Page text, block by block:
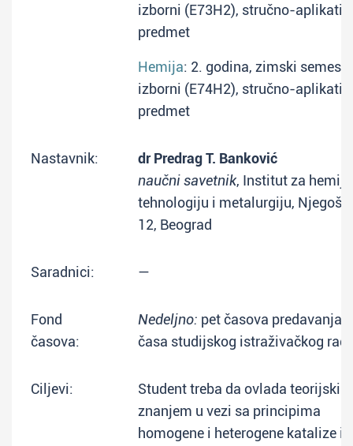
izborni (E73H2), stručno-
predmet
Hemija: 2. godina, zimski
izborni (E74H2), stručno-
predmet
Nastavnik:
dr Predrag T. Banković
naučni savetnik, Institut za
tehnologiju i metalurgiju,
12, Beograd
Saradnici: —
Fond
časova:
Nedeljno: pet časova predavanja
časa studijskog istraživačkog
Ciljevi:
Student treba da ovlada teorijskim
znanjem u vezi sa principima
homogene i heterogene katalize i